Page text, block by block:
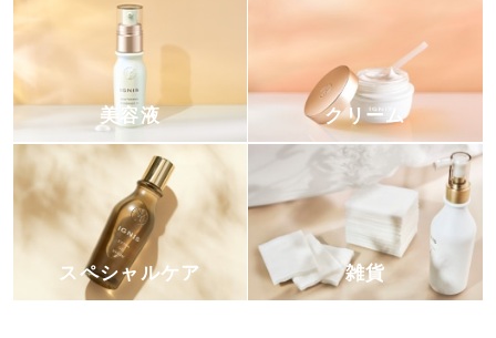
美容液 クリーム
スペシャルケア 雑貨